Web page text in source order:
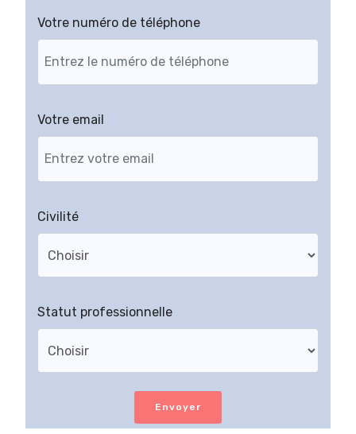
Votre numéro de téléphone
Votre email
Civilité
Statut professionnelle
Envoyer